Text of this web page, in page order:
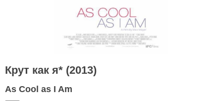
Крут как я* (2013)
As Cool as I Am